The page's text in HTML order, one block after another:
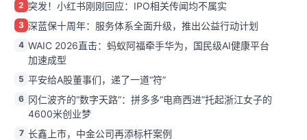
2 突发！小红书刚刚回应：IPO相关传闻均不属实
3 深蓝保十周年：服务体系全面升级，推出公益行动计划
4 WAIC 2026直击：蚂蚁阿福牵手华为，国民级AI健康平台
加速成型
5 平安给A股董事们，递了一道“符”
6 冈仁波齐的“数字天路”：拼多多“电商西进”托起浙江女子的
4600米创业梦
7 长鑫上市，中金公司再添标杆案例